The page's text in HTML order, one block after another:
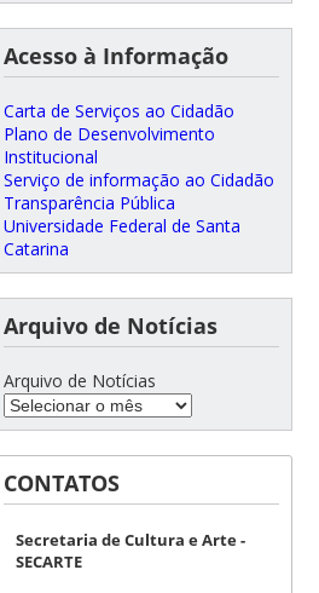
Acesso à Informação
Carta de Serviços ao Cidadão
Plano de Desenvolvimento
Institucional
Serviço de informação ao Cidadão
Transparência Pública
Universidade Federal de Santa
Catarina
Arquivo de Notícias
Arquivo de Notícias
CONTATOS
Secretaria de Cultura e Arte -
SECARTE